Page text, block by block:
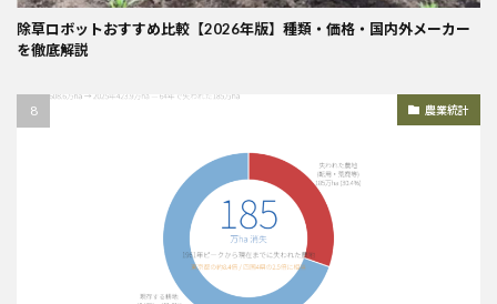
除草ロボットおすすめ比較【2026年版】種類・価格・国内外メーカー
を徹底解説
農業統計